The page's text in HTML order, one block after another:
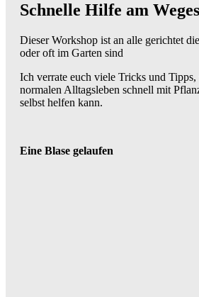
Schnelle Hilfe am
Dieser Workshop ist an alle gerichtet
oder oft im Garten sind
Ich verrate euch viele Tricks und
normalen Alltagsleben schnell mit
selbst helfen kann.
Eine Blase gelaufen